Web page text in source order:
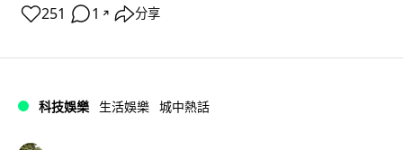
251 1 ↗ 分享
科技娛樂 生活娛樂 城中熱話